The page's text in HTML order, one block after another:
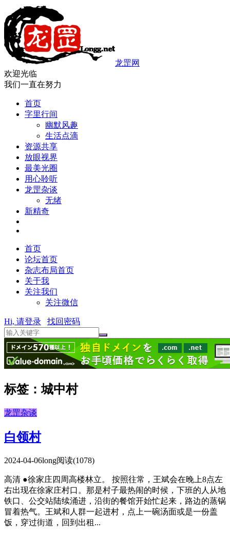
龙罡网
欢迎光临
我们一直在努力
首页
字里行间
幽默风趣
生活点滴
资源共享
放眼视界
最美光圈
用心聆听
龙罡杂谈
无绪
新精奇
首页
论坛首页
杂志布局首页
关于我
关注我们
关注微信
Hi, 请登录 找回密码
标签：城中村
龙罡杂谈
白领村
2024-04-06long阅读(1078)
高清 ●徐家庄四周高楼林立。 按照往常，王斌会在晚上8点左
右出现在徐家庄村口。那是村子最热闹的时候，下班的人从地
铁口、公交站陆续涌进，沿街的餐馆开始忙起来，路边的蒸锅
冒着热气。王斌和人群一起进村，点上一碗汤面或是一份盖
饭，穿过街道，回到出租...